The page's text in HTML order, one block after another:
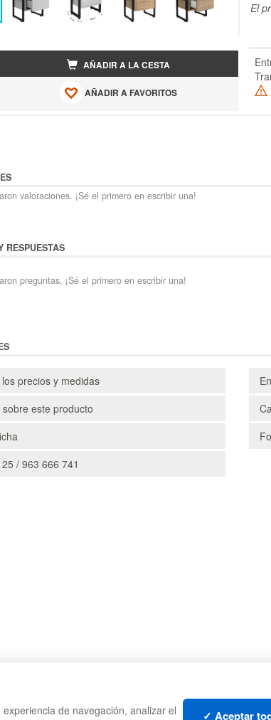
El
AÑADIR A LA CESTA
AÑADIR A FAVORITOS
valoraciones. ¡Sé el primero en escribir una!
RESPUESTAS
preguntas. ¡Sé el primero en escribir una!
precios y medidas
este producto
/ 963 666 741
ESTANTERÍAS
de navegación, analizar el
✓ Aceptar